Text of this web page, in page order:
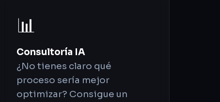
📊
Consultoría IA
¿No tienes claro qué
proceso sería mejor
optimizar? Consigue un